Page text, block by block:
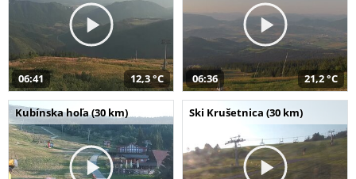
06:41 12,3 °C 06:36 21,2 °C
Kubínska hoľa (30 km) Ski Krušetnica (30 km)